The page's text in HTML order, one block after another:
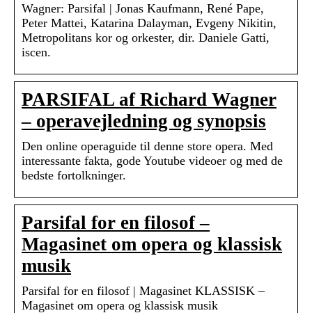
Wagner: Parsifal | Jonas Kaufmann, René Pape,
Peter Mattei, Katarina Dalayman, Evgeny Nikitin,
Metropolitans kor og orkester, dir. Daniele Gatti,
iscen.
PARSIFAL af Richard Wagner
– operavejledning og synopsis
Den online operaguide til denne store opera. Med
interessante fakta, gode Youtube videoer og med de
bedste fortolkninger.
Parsifal for en filosof –
Magasinet om opera og klassisk
musik
Parsifal for en filosof | Magasinet KLASSISK –
Magasinet om opera og klassisk musik